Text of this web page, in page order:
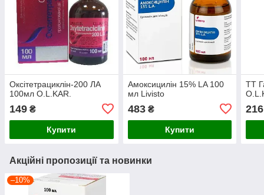
Оксітетрациклін-200 ЛА
100мл O.L.KAR.
149 ₴
Купити
Амоксицилін 15% LA 100
мл Livisto
483₴
Купити
ТТ
216
Акційні пропозиції та новинки
–10%